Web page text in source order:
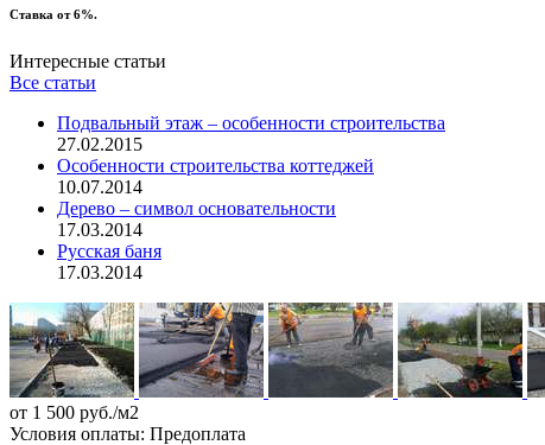
Ставка от 6%.
Интересные статьи
Все статьи
Подвальный этаж – особенности строительства
27.02.2015
Особенности строительства коттеджей
10.07.2014
Дерево – символ основательности
17.03.2014
Русская баня
17.03.2014
от 1 500 руб./м2
Условия оплаты: Предоплата